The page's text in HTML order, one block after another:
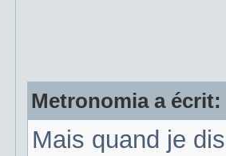
Metronomia a écrit:
Mais quand je